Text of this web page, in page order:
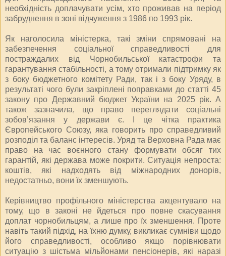
необхідність доплачувати усім, хто проживав на період
забруднення в зоні відчуження з 1986 по 1993 рік.
Як наголосила міністерка, такі зміни спрямовані на
забезпечення соціальної справедливості для
постраждалих від Чорнобильської катастрофи та
гарантування стабільності, а тому отримали підтримку як
з боку бюджетного комітету Ради, так і з боку Уряду, в
результаті чого були закріплені поправками до статті 45
закону про Державний бюджет України на 2025 рік. А
також зазначила, що право переглядати соціальні
зобов’язання у держави є. І це чітка практика
Європейського Союзу, яка говорить про справедливий
розподіл та баланс інтересів. Уряд та Верховна Рада має
право на час воєнного стану формувати обсяг тих
гарантій, які держава може покрити. Ситуація непроста:
коштів, які надходять від міжнародних донорів,
недостатньо, вони їх зменшують.
Керівництво профільного міністерства акцентувало на
тому, що в законі не йдеться про повне скасування
доплат чорнобильцям, а лише про їх зменшення. Проте
навіть такий підхід, на їхню думку, викликає сумніви щодо
його справедливості, особливо якщо порівнювати
ситуацію з шістьма мільйонами пенсіонерів, які наразі